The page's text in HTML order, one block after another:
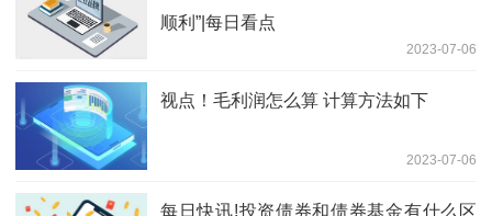
顺利”|每日看点
2023-07-06
视点！毛利润怎么算 计算方法如下
2023-07-06
每日快讯!投资债券和债券基金有什么区